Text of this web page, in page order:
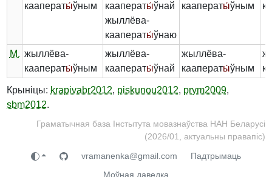
кааператы́ўным
кааператы́ўнай
жыллёва-
кааператы́ўнаю
кааператы́ўным
М. жыллёва-
кааператы́ўным
жыллёва-
кааператы́ўнай
жыллёва-
кааператы́ўным
Крыніцы: krapivabr2012, piskunou2012, prym2009,
sbm2012.
Граматычная база Інстытута мовазнаўства НАН Беларусі
(2026/01, актуальны правапіс)
vramanenka@gmail.com
Падтрымаць
Моўная даведка